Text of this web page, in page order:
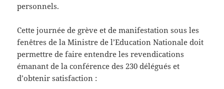
personnels.
Cette journée de grève et de manifestation sous les
fenêtres de la Ministre de l’Education Nationale doit
permettre de faire entendre les revendications
émanant de la conférence des 230 délégués et
d’obtenir satisfaction :